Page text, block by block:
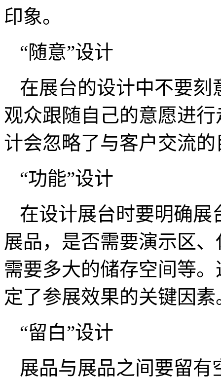
印象。
“随意”设计
在展台的设计中不要刻
观众跟随自己的意愿进
计会忽略了与客户交流的
“功能”设计
在设计展台时要明确展
展品，是否需要演示区
需要多大的储存空间等
定了参展效果的关键因素
“留白”设计
展品与展品之间要留